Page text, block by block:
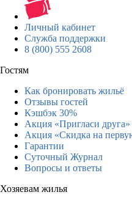
Личный кабинет
Служба поддержки
8 (800) 555 2608
Гостям
Как бронировать жильё
Отзывы гостей
Кэшбэк 30%
Акция «Пригласи друга»
Акция «Скидка на
Гарантии
Суточный Журнал
Вопросы и ответы
Хозяевам жилья